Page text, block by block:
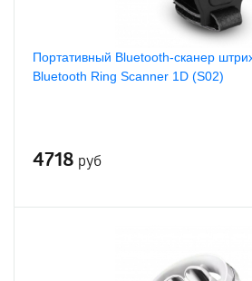
Портативный Bluetooth-cканер
Bluetooth Ring Scanner 1D (S02)
4718 руб